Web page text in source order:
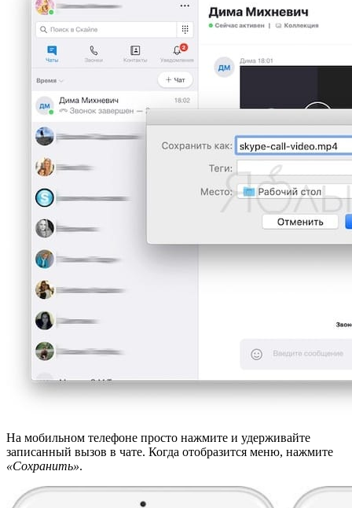
На мобильном телефоне просто нажмите и удерживайте
записанный вызов в чате. Когда отобразится меню, нажмите
«Сохранить».